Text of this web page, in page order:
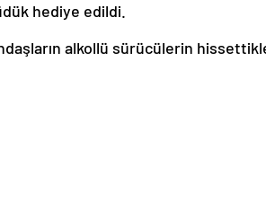
hediye edildi.
alkollü sürücülerin